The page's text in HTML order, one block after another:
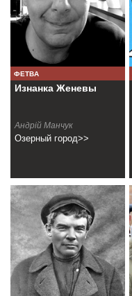
ФЕТВА
Изнанка Женевы
Андрiй Манчук
Озерный город>>